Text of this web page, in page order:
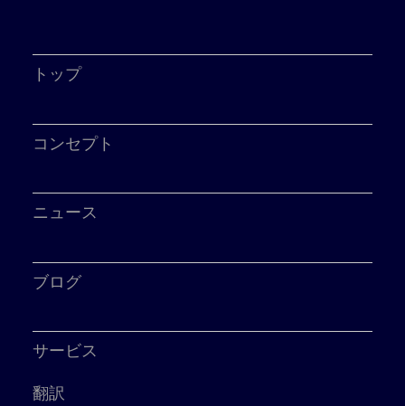
トップ
コンセプト
ニュース
ブログ
サービス
翻訳